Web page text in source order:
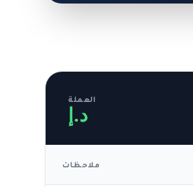
العملة
د.إ
ملاحظات